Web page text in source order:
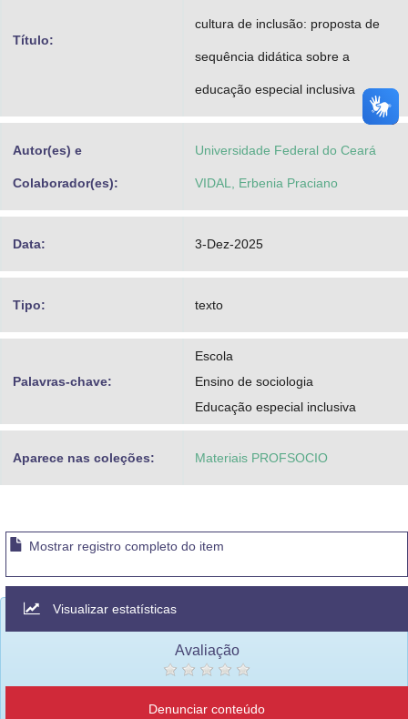
Título:
cultura de inclusão: proposta de
sequência didática sobre a
educação especial inclusiva
Autor(es) e
Colaborador(es):
Universidade Federal do Ceará
VIDAL, Erbenia Praciano
Data: 3-Dez-2025
Tipo: texto
Palavras-chave:
Escola
Ensino de sociologia
Educação especial inclusiva
Aparece nas coleções: Materiais PROFSOCIO
Mostrar registro completo do item
Visualizar estatísticas
Avaliação
Denunciar conteúdo